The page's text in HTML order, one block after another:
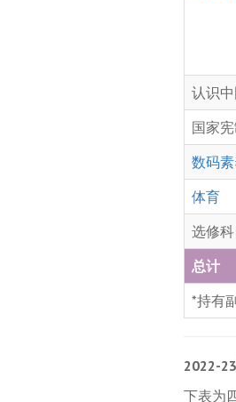
认识
国家
数码
体育
选修科
总计
*持有
2022-
下表为